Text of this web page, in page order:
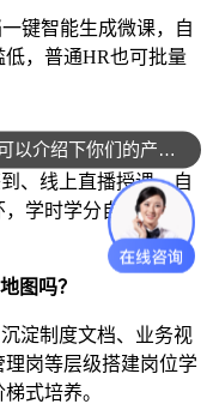
键智能生成微课，自
， 普通HR也可批量
、线上直播授课、自
学时学分自动汇总，
图吗？
淀制度文档、业务视
岗等层级搭建岗位学
式培养。
可以介绍下你们的产品么？